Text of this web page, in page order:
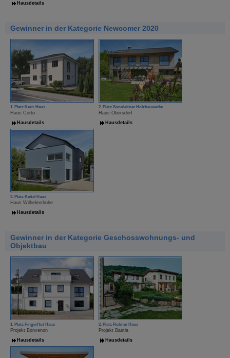
Hausdetails
Gewinner in der Kategorie Newcomer 2020
1. Platz Kern-Haus
Haus Certo
Hausdetails
2. Platz Sonnleitner Holzbauwerke
Haus Obersdorf
Hausdetails
3. Platz Keitel Haus
Haus Wilhelmshöhe
Hausdetails
Gewinner in der Kategorie Geschosswohnungs- und
Objektbau
1. Platz FingerHut Haus
Projekt Bonvenon
Hausdetails
2. Platz Rubner Haus
Projekt Bastia
Hausdetails